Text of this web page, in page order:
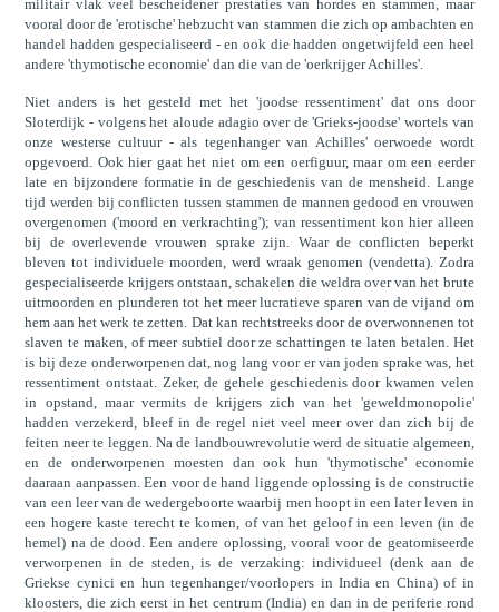
militair vlak veel bescheidener prestaties van hordes en stammen, maar
vooral door de 'erotische' hebzucht van stammen die zich op ambachten en
handel hadden gespecialiseerd - en ook die hadden ongetwijfeld een heel
andere 'thymotische economie' dan die van de 'oerkrijger Achilles'.
Niet anders is het gesteld met het 'joodse ressentiment' dat ons door
Sloterdijk - volgens het aloude adagio over de 'Grieks-joodse' wortels van
onze westerse cultuur - als tegenhanger van Achilles' oerwoede wordt
opgevoerd. Ook hier gaat het niet om een oerfiguur, maar om een eerder
late en bijzondere formatie in de geschiedenis van de mensheid. Lange
tijd werden bij conflicten tussen stammen de mannen gedood en vrouwen
overgenomen ('moord en verkrachting'); van ressentiment kon hier alleen
bij de overlevende vrouwen sprake zijn. Waar de conflicten beperkt
bleven tot individuele moorden, werd wraak genomen (vendetta). Zodra
gespecialiseerde krijgers ontstaan, schakelen die weldra over van het brute
uitmoorden en plunderen tot het meer lucratieve sparen van de vijand om
hem aan het werk te zetten. Dat kan rechtstreeks door de overwonnenen tot
slaven te maken, of meer subtiel door ze schattingen te laten betalen. Het
is bij deze onderworpenen dat, nog lang voor er van joden sprake was, het
ressentiment ontstaat. Zeker, de gehele geschiedenis door kwamen velen
in opstand, maar vermits de krijgers zich van het 'geweldmonopolie'
hadden verzekerd, bleef in de regel niet veel meer over dan zich bij de
feiten neer te leggen. Na de landbouwrevolutie werd de situatie algemeen,
en de onderworpenen moesten dan ook hun 'thymotische' economie
daaraan aanpassen. Een voor de hand liggende oplossing is de constructie
van een leer van de wedergeboorte waarbij men hoopt in een later leven in
een hogere kaste terecht te komen, of van het geloof in een leven (in de
hemel) na de dood. Een andere oplossing, vooral voor de geatomiseerde
verworpenen in de steden, is de verzaking: individueel (denk aan de
Griekse cynici en hun tegenhanger/voorlopers in India en China) of in
kloosters, die zich eerst in het centrum (India) en dan in de periferie rond